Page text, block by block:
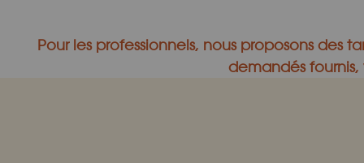
Pour les professionnels, nous proposons des
demandés